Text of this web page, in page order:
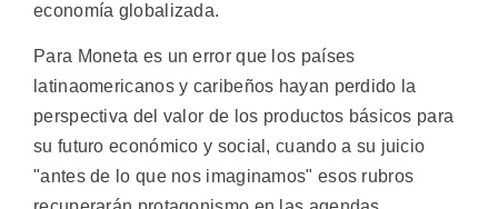
economía globalizada.
Para Moneta es un error que los países
latinaomericanos y caribeños hayan perdido la
perspectiva del valor de los productos básicos para
su futuro económico y social, cuando a su juicio
"antes de lo que nos imaginamos" esos rubros